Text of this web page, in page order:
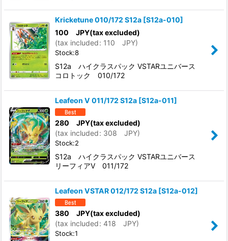
Kricketune 010/172 S12a [S12a-010]
100 JPY(tax excluded)
(tax included: 110 JPY)
Stock:8
S12a ハイクラスパック VSTARユニバース
コロトック 010/172
Leafeon V 011/172 S12a [S12a-011]
280 JPY(tax excluded)
(tax included: 308 JPY)
Stock:2
S12a ハイクラスパック VSTARユニバース
リーフィアV 011/172
Leafeon VSTAR 012/172 S12a [S12a-012]
380 JPY(tax excluded)
(tax included: 418 JPY)
Stock:1